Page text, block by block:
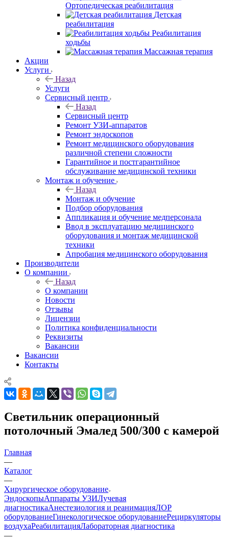
Ортопедическая реабилитация
Детская
реабилитация
Реабилитация
ходьбы
Массажная терапия
Акции
Услуги
Назад
Услуги
Сервисный центр
Назад
Сервисный центр
Ремонт УЗИ-аппаратов
Ремонт эндоскопов
Ремонт медицинского оборудования
различной степени сложности
Гарантийное и постгарантийное
обслуживание медицинской техники
Монтаж и обучение
Назад
Монтаж и обучение
Подбор оборудования
Аппликация и обучение медперсонала
Ввод в эксплуатацию медицинского
оборудования и монтаж медицинской
техники
Апробация медицинского оборудования
Производители
О компании
Назад
О компании
Новости
Отзывы
Лицензии
Политика конфиденциальности
Реквизиты
Вакансии
Вакансии
Контакты
Светильник операционный
потолочный Эмалед 500/300 с камерой
Главная
—
Каталог
—
Хирургическое оборудование
ЭндоскопыАппараты УЗИЛучевая
диагностикаАнестезиология и реанимацияЛОР
оборудованиеГинекологическое оборудованиеРециркуляторы
воздухаРеабилитацияЛабораторная диагностика
—